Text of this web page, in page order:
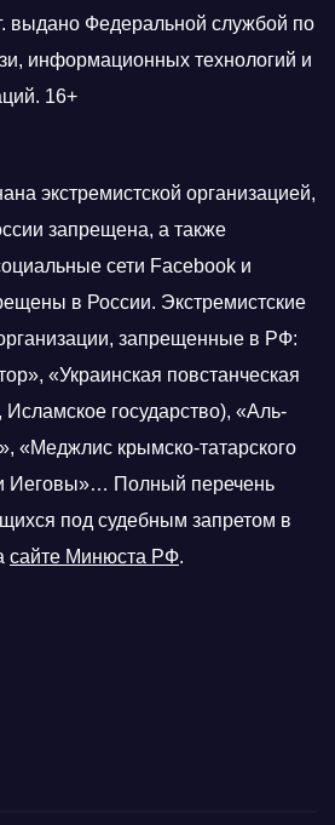
выдано Федеральной службой по
информационных технологий и
16+
экстремистской организацией,
запрещена, а также
сети Facebook и
в России. Экстремистские
запрещенные в РФ:
«Украинская повстанческая
государство), «Аль-
«Меджлис крымско-татарского
Иеговы»… Полный перечень
под судебным запретом в
сайте Минюста РФ.